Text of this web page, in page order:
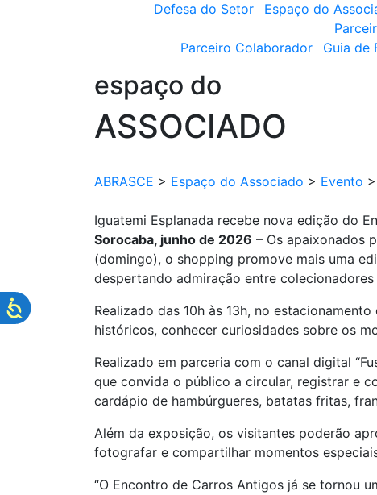
Defesa do Setor
Espaço do
Parceiro Colaborador
Guia de
espaço do
ASSOCIADO
ABRASCE > Espaço do Associado > Evento >
Iguatemi Esplanada recebe nova edição do
Sorocaba, junho de 2026 – Os apaixonados
(domingo), o shopping promove mais uma
despertando admiração entre
Realizado das 10h às 13h, no
históricos, conhecer curiosidades sobre os
Realizado em parceria com o canal digital
que convida o público a circular, registrar e
cardápio de hambúrgueres, batatas fritas,
Além da exposição, os visitantes poderão
fotografar e compartilhar momentos
“O Encontro de Carros Antigos já se tornou